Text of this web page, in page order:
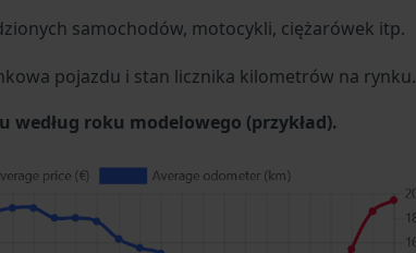
samochodów, motocykli, ciężarówek itp.
pojazdu i stan licznika kilometrów na rynku.
roku modelowego (przykład).